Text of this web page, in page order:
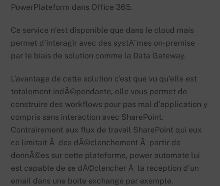
PowerPlateform dans Office 365.
Ce service n’est disponible que dans le cloud mais
permet d’interagir avec des systÃ¨mes on-premise
par le biais de solution comme la Data Gateway.
L’avantage de cette solution c’est que vu qu’elle est
totalement indÃ©pendante, elle vous permet de
construire des workflows pour pas mal d’application y
compris sans interaction avec SharePoint.
Contrairement aux flux de travail SharePoint qui eux
ce limitait Ã des dÃ©clenchement Ã partir de
donnÃ©es sur cette plateforme, power automate lui
est capable de se dÃ©clencher Ã la reception d’un
email dans une boite exchange par exemple.